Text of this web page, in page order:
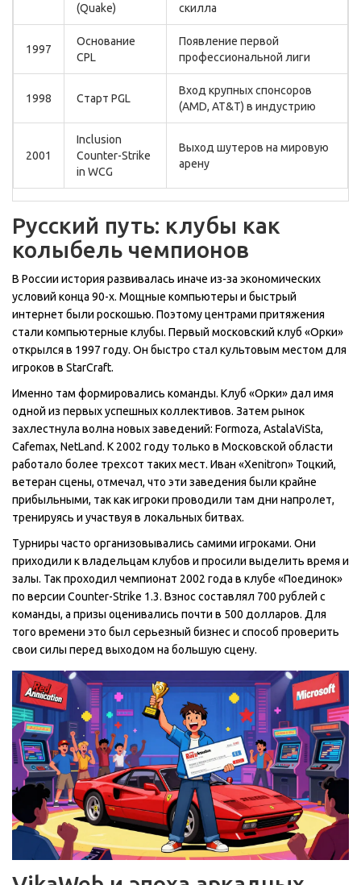
(Quake)
скилла
1997
Основание
CPL
Появление первой
профессиональной лиги
1998 Старт PGL
Вход крупных спонсоров
(AMD, AT&T) в индустрию
2001
Inclusion
Counter-Strike
in WCG
Выход шутеров на мировую
арену
Русский путь: клубы как
колыбель чемпионов
В России история развивалась иначе из-за экономических
условий конца 90-х. Мощные компьютеры и быстрый
интернет были роскошью. Поэтому центрами притяжения
стали компьютерные клубы. Первый московский клуб «Орки»
открылся в 1997 году. Он быстро стал культовым местом для
игроков в StarCraft.
Именно там формировались команды. Клуб «Орки» дал имя
одной из первых успешных коллективов. Затем рынок
захлестнула волна новых заведений: Formoza, AstalaViSta,
Cafemax, NetLand. К 2002 году только в Московской области
работало более трехсот таких мест. Иван «Xenitron» Тоцкий,
ветеран сцены, отмечал, что эти заведения были крайне
прибыльными, так как игроки проводили там дни напролет,
тренируясь и участвуя в локальных битвах.
Турниры часто организовывались самими игроками. Они
приходили к владельцам клубов и просили выделить время и
залы. Так проходил чемпионат 2002 года в клубе «Поединок»
по версии Counter-Strike 1.3. Взнос составлял 700 рублей с
команды, а призы оценивались почти в 500 долларов. Для
того времени это был серьезный бизнес и способ проверить
свои силы перед выходом на большую сцену.